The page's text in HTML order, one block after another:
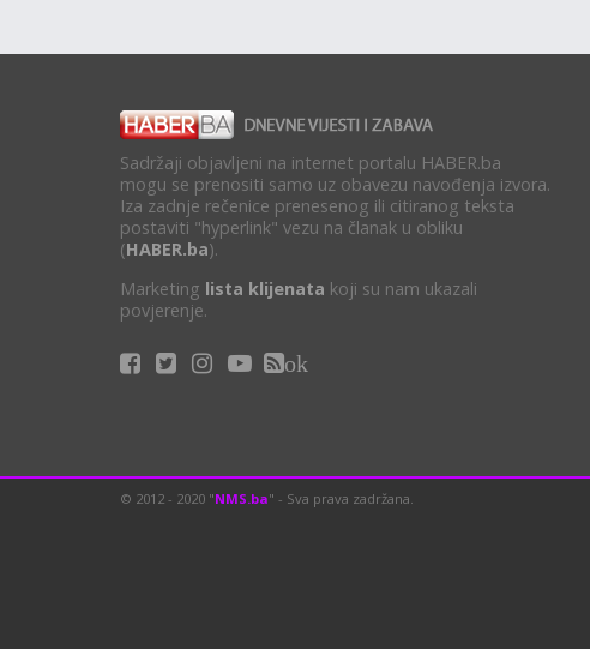
Sadržaji objavljeni na internet portalu HABER.ba
mogu se prenositi samo uz obavezu navođenja izvora.
Iza zadnje rečenice prenesenog ili citiranog teksta
postaviti "hyperlink" vezu na članak u obliku
(HABER.ba).
Marketing lista klijenata koji su nam ukazali
povjerenje.
ok
© 2012 - 2020 "NMS.ba" - Sva prava zadržana.